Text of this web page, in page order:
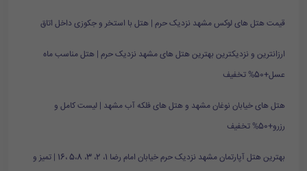
قیمت هتل های لوکس مشهد نزدیک حرم | هتل با استخر و جکوزی داخل اتاق
ارزانترین و نزدیکترین بهترین هتل های مشهد نزدیک حرم | هتل مناسب ماه
عسل+50% تخفیف
هتل های خیابان نوغان مشهد و هتل های فلکه آب مشهد | لیست کامل و
رزرو+50% تخفیف
بهترین هتل آپارتمان مشهد نزدیک حرم خیابان امام رضا 1، 2، 3، 5،8 ،16 | تمیز و